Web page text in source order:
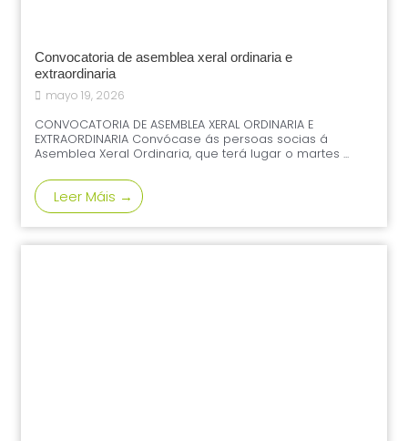
Convocatoria de asemblea xeral ordinaria e
extraordinaria
mayo 19, 2026
CONVOCATORIA DE ASEMBLEA XERAL ORDINARIA E
EXTRAORDINARIA Convócase ás persoas socias á
Asemblea Xeral Ordinaria, que terá lugar o martes ...
Leer Máis →